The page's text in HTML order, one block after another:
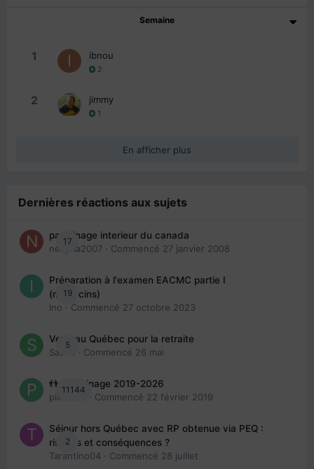
Semaine
1 ibnou
2
2 jimmy
1
En afficher plus
Dernières réactions aux sujets
17
parrainage interieur du canada
nedjma2007 · Commencé 27 janvier 2008
19
Préparation à l'examen EACMC partie I
(médecins)
Ino · Commencé 27 octobre 2023
5
Venir au Québec pour la retraite
Sab74
· Commencé 26 mai
11144
👬 Parrainage 2019-2026
piinoush
· Commencé 22 février 2019
2
Séjour hors Québec avec RP obtenue via PEQ :
risques et conséquences ?
Tarantino04 · Commencé 28 juillet